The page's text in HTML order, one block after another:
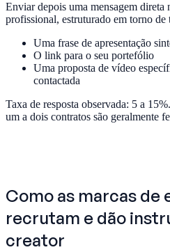
Enviar depois uma mensagem direta
profissional, estruturado em torno de
Uma frase de apresentação
O link para o seu portefólio
Uma proposta de vídeo
contactada
Taxa de resposta observada: 5 a
um a dois contratos são geralmente
Como as marcas de
recrutam e dão
creator